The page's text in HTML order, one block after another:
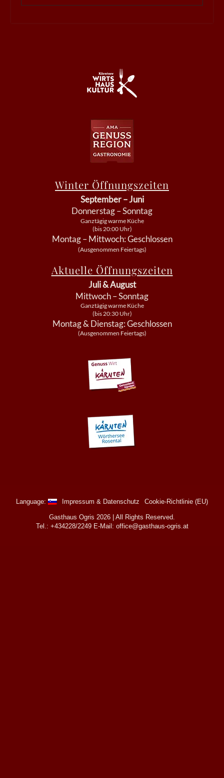
Winter Öffnungszeiten
September – Juni
Donnerstag – Sonntag
Ganztägig warme Küche
(bis 20:00 Uhr)
Montag – Mittwoch: Geschlossen
(Ausgenommen Feiertags)
Aktuelle Öffnungszeiten
Juli & August
Mittwoch – Sonntag
Ganztägig warme Küche
(bis 20:30 Uhr)
Montag & Dienstag: Geschlossen
(Ausgenommen Feiertags)
Language: Impressum & Datenschutz Cookie-Richtlinie (EU)
Gasthaus Ogris 2026 | All Rights Reserved.
Tel.: +434228/2249 E-Mail: office@gasthaus-ogris.at